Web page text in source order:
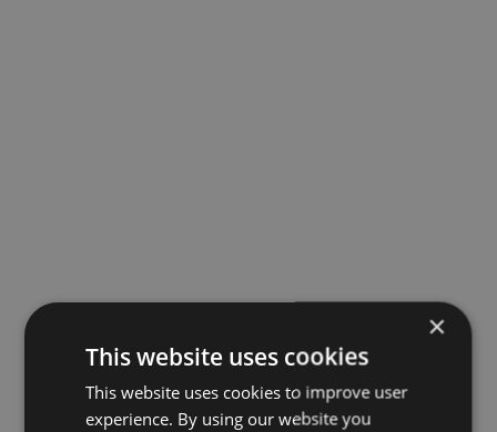
×
This website uses cookies
This website uses cookies to improve user
experience. By using our website you